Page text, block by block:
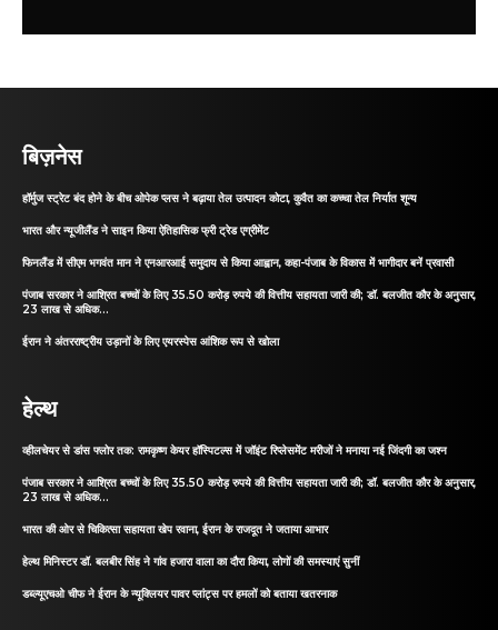
बिज़नेस
हॉर्मुज स्ट्रेट बंद होने के बीच ओपेक प्लस ने बढ़ाया तेल उत्पादन कोटा, कुवैत का कच्चा तेल निर्यात शून्य
भारत और न्यूजीलैंड ने साइन किया ऐतिहासिक फ्री ट्रेड एग्रीमेंट
फिनलैंड में सीएम भगवंत मान ने एनआरआई समुदाय से किया आह्वान, कहा-पंजाब के विकास में भागीदार बनें प्रवासी
पंजाब सरकार ने आश्रित बच्चों के लिए 35.50 करोड़ रुपये की वित्तीय सहायता जारी की; डॉ. बलजीत कौर के अनुसार,
23 लाख से अधिक...
ईरान ने अंतरराष्ट्रीय उड़ानों के लिए एयरस्पेस आंशिक रूप से खोला
हेल्थ
व्हीलचेयर से डांस फ्लोर तक: रामकृष्ण केयर हॉस्पिटल्स में जॉइंट रिप्लेसमेंट मरीजों ने मनाया नई जिंदगी का जश्न
पंजाब सरकार ने आश्रित बच्चों के लिए 35.50 करोड़ रुपये की वित्तीय सहायता जारी की; डॉ. बलजीत कौर के अनुसार,
23 लाख से अधिक...
भारत की ओर से चिकित्सा सहायता खेप रवाना, ईरान के राजदूत ने जताया आभार
हेल्थ मिनिस्टर डॉ. बलबीर सिंह ने गांव हजारा वाला का दौरा किया, लोगों की समस्याएं सुनीं
डब्ल्यूएचओ चीफ ने ईरान के न्यूक्लियर पावर प्लांट्स पर हमलों को बताया खतरनाक